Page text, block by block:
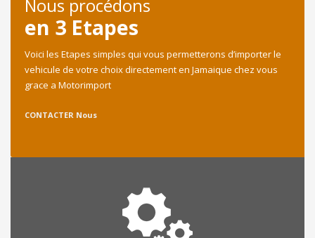
Nous procédons
en 3 Etapes
Voici les Etapes simples qui vous permetterons d’importer le
vehicule de votre choix directement en Jamaique chez vous
grace a Motorimport
CONTACTER Nous